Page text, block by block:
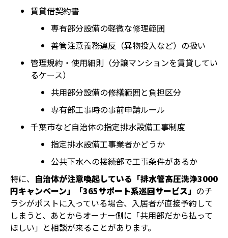
賃貸借契約書
専有部分設備の軽微な修理範囲
善管注意義務違反（異物投入など）の扱い
管理規約・使用細則（分譲マンションを賃貸してい
るケース）
共用部分設備の修繕範囲と負担区分
専有部工事時の事前申請ルール
千葉市など自治体の指定排水設備工事制度
指定排水設備工事業者かどうか
公共下水への接続部で工事条件があるか
特に、 自治体が注意喚起している「排水管高圧洗浄3000
円キャンペーン」「365サポート系巡回サービス」 のチ
ラシがポストに入っている場合、入居者が直接予約して
しまうと、あとからオーナー側に「共用部だから払って
ほしい」と相談が来ることがあります。